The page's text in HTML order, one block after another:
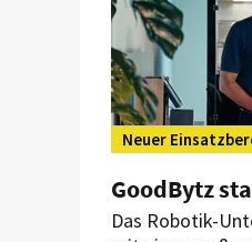
Neuer
GoodBytz
Das Robotik-